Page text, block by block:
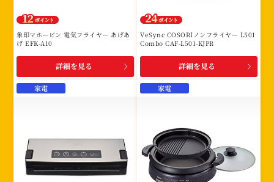
象印マホービン 電気フライヤー あげあ
げ EFK-A10
詳細を見る
VeSync COSORIノンフライヤー L501
Combo CAF-L501-KJPR
詳細を見る
家電 家電